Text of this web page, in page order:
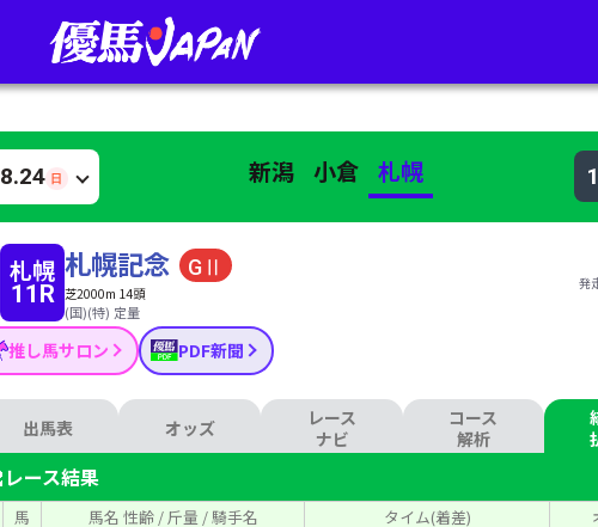
8.24 日 新潟 小倉 札幌
札幌
11R
札幌記念
芝2000m 14頭
(国)(特) 定量
発
推し馬サロン PDF新聞
出馬表 オッズ
レース
ナビ
コース
解析
レース結果
馬
馬名 性齢 / 斤量 / 騎手名
タイム(着差)